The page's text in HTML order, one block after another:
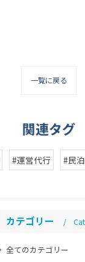
一覧に戻る
関連タグ
#運営代行 #民泊
カテゴリー
全てのカテゴリー